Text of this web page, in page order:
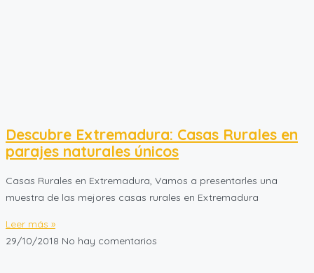
Descubre Extremadura: Casas Rurales en
parajes naturales únicos
Casas Rurales en Extremadura, Vamos a presentarles una
muestra de las mejores casas rurales en Extremadura
Leer más »
29/10/2018 No hay comentarios